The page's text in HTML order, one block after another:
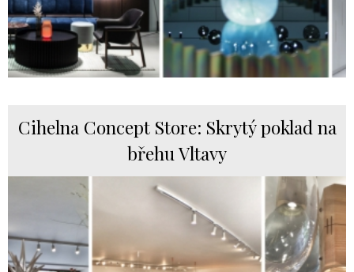
Cihelna Concept Store: Skrytý poklad na
břehu Vltavy